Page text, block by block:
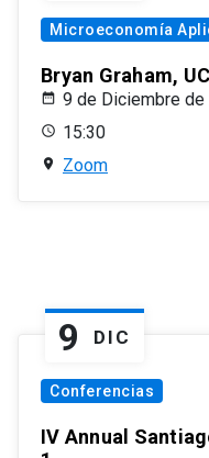
Microeconomía
Bryan Graham,
9 de Diciembre de
15:30
Zoom
9 DIC
Conferencias
IV Annual